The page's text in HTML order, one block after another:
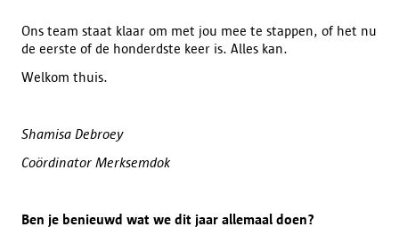
Ons team staat klaar om met jou mee te stappen, of het nu
de eerste of de honderdste keer is. Alles kan.
Welkom thuis.
Shamisa Debroey
Coördinator Merksemdok
Ben je benieuwd wat we dit jaar allemaal doen?